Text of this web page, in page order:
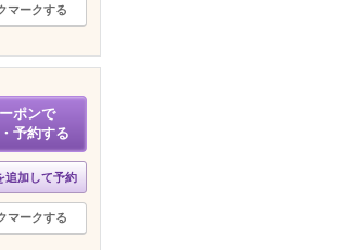
マークする
ポンで
予約する
追加して予約
マークする